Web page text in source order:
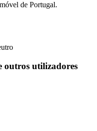
de Portugal.
outros utilizadores